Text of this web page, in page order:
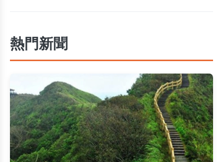
熱門新聞